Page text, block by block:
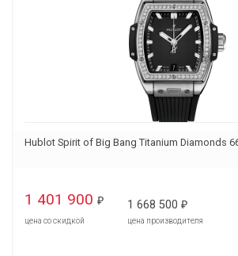
Hublot Spirit of Big Bang Titanium Diamonds
1 401 900 ₽
цена со скидкой
1 668 500 ₽
цена производителя